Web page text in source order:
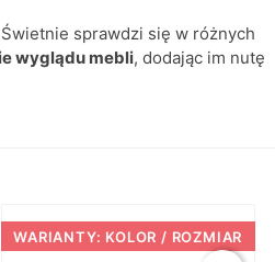
sprawdzi się w różnych
wyglądu mebli, dodając im nutę
WARIANTY: KOLOR / ROZMIAR